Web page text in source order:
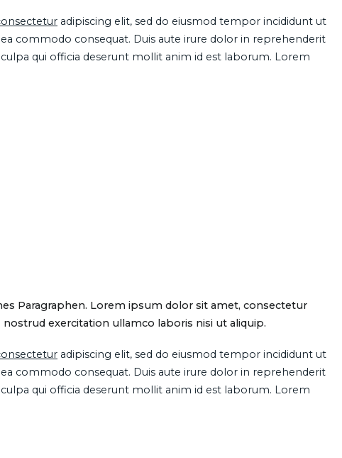
adipiscing elit, sed do eiusmod tempor incididunt ut
commodo consequat. Duis aute irure dolor in reprehenderit
qui officia deserunt mollit anim id est laborum. Lorem
Paragraphen. Lorem ipsum dolor sit amet, consectetur
exercitation ullamco laboris nisi ut aliquip.
adipiscing elit, sed do eiusmod tempor incididunt ut
commodo consequat. Duis aute irure dolor in reprehenderit
qui officia deserunt mollit anim id est laborum. Lorem